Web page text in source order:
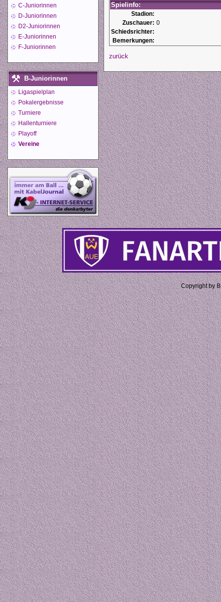
C-Juniorinnen
D-Juniorinnen
D2-Juniorinnen
E-Juniorinnen
F-Juniorinnen
B-Juniorinnen
Ligaspielplan
Pokalergebnisse
Turniere
Hallenturniere
Playoff
Vereine
Spielinfo:
Stadion:
Zuschauer: 0
Schiedsrichter:
Bemerkungen:
zurück
Copyright by